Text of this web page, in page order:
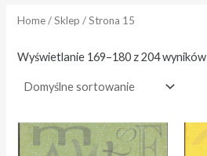
Home/Sklep / Strona 15
Wyświetlanie 169–180 z 204 wyników